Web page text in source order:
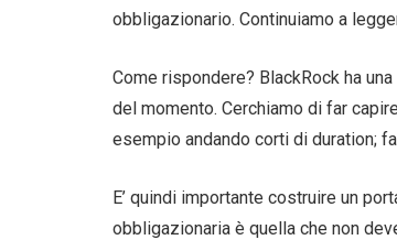
obbligazionario. Continuiamo a
Come rispondere? BlackRock ha
del momento. Cerchiamo di far
esempio andando corti di duration;
E’ quindi importante costruire un
obbligazionaria è quella che non